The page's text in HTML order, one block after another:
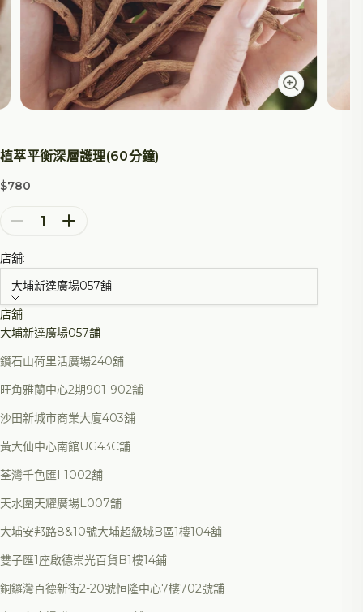
植萃平衡深層護理(60分鐘)
特價
$780
減少數量 增加數量
店舖:
大埔新達廣場057舖
店舖
大埔新達廣場057舖
鑽石山荷里活廣場240舖
旺角雅蘭中心2期901-902舖
沙田新城市商業大廈403舖
黃大仙中心南館UG43C舖
荃灣千色匯I 1002舖
天水圍天耀廣場L007舖
大埔安邦路8&10號大埔超級城B區1樓104舖
雙子匯1座啟德崇光百貨B1樓14鋪
銅鑼灣百德新街2-20號恒隆中心7樓702號舖